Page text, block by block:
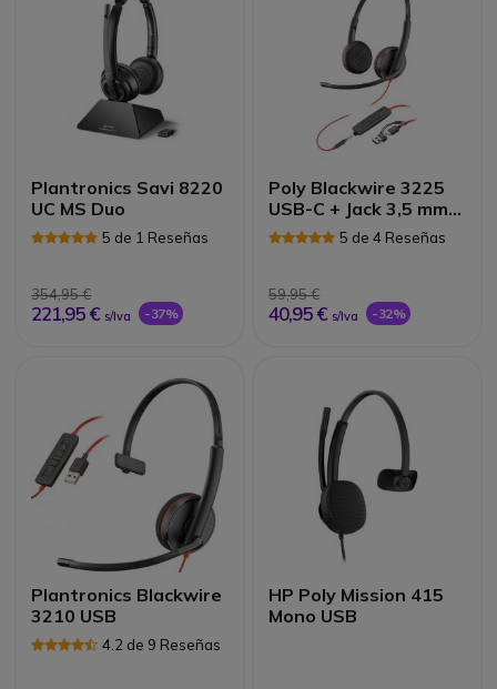
Plantronics Savi 8220
UC MS Duo
5 de 1 Reseñas
354,95 €
221,95 € s/Iva -37%
Poly Blackwire 3225
USB-C + Jack 3,5 mm+
Adaptador USB-C/A
5 de 4 Reseñas
59,95 €
40,95 € s/Iva -32%
Plantronics Blackwire
3210 USB
4.2 de 9 Reseñas
HP Poly Mission 415
Mono USB